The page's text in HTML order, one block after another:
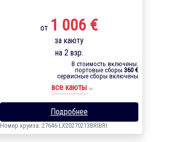
от 1 006 €
за каюту
на 2 взр.
В стоимость включены:
портовые сборы 360 €
сервисные сборы включены
все каюты
Подробнее
Номер круиза: 27646-LX20270213BRIBRI